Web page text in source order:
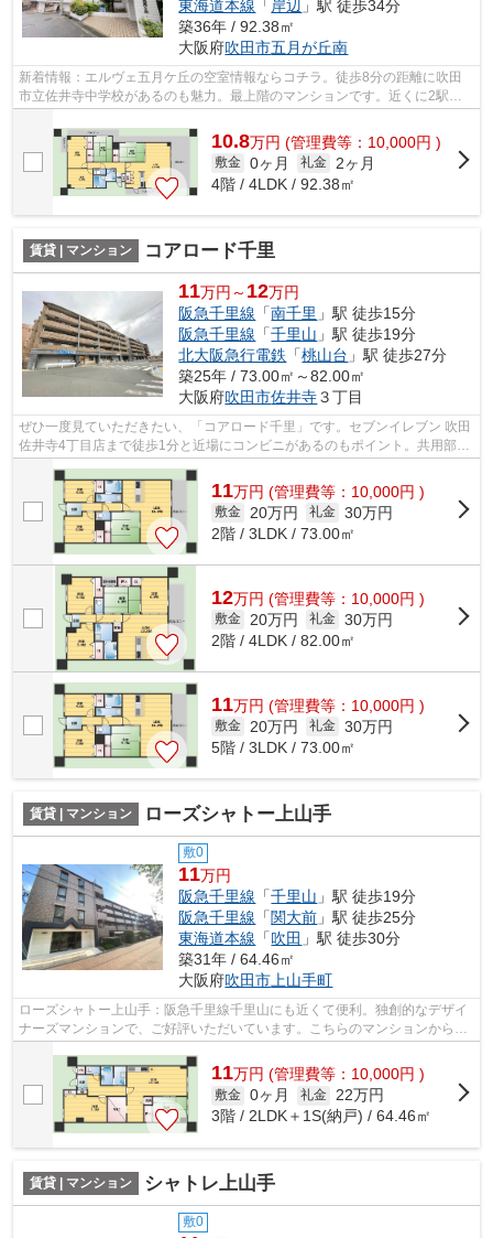
東海道本線 「 岸辺 」駅 徒歩34分
築36年 / 92.38㎡
大阪府吹田市五月が丘南
新着情報：エルヴェ五月ケ丘の空室情報ならコチラ。徒歩8分の距離に吹田
市立佐井寺中学校があるのも魅力。最上階のマンションです。近くに2駅あ
10.8万円 (管理費等：10,000円 )
敷金 0ヶ月 礼金
2ヶ月
4階 / 4LDK / 92.38㎡
賃貸 | マンション コアロード千里
11万円～ 12万円
阪急千里線 「南千里 」駅 徒歩15分
阪急千里線 「千里山 」駅 徒歩19分
北大阪急行電鉄 「桃山台 」駅 徒歩27分
築25年 / 73.00㎡～82.00㎡
大阪府吹田市佐井寺３丁目
ぜひ一度見ていただきたい、「コアロード千里」です。セブンイレブン 吹田
佐井寺4丁目店まで徒歩1分と近場にコンビニがあるのもポイント。共用部に
11万円 (管理費等：10,000円 )
敷金 20万円 礼金 30万円
2階 / 3LDK / 73.00㎡
12万円 (管理費等：10,000円 )
敷金 20万円 礼金 30万円
2階 / 4LDK / 82.00㎡
11万円 (管理費等：10,000円 )
敷金 20万円 礼金 30万円
5階 / 3LDK / 73.00㎡
賃貸 | マンション ローズシャトー上山手
敷0
11万円
阪急千里線 「千里山 」駅 徒歩19分
阪急千里線 「関大前 」駅 徒歩25分
東海道本線 「吹田 」駅 徒歩30分
築31年 / 64.46㎡
大阪府吹田市 上山手町
ローズシャトー上山手：阪急千里線千里山にも近くて便利。独創的なデザイ
ナーズマンションで、ご好評いただいています。こちらのマンションからは
2駅が近くにあり、移動範囲も広がりま...
11万円 (管理費等：10,000円 )
敷金 0ヶ月 礼金 22万円
3階 / 2LDK＋1S(納戸) / 64.46㎡
賃貸 | マンション シャトレ上山手
敷0